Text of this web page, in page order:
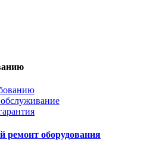
ремонт оборудования